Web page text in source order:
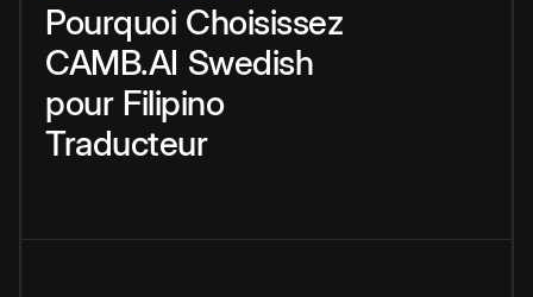
Pourquoi Choisissez
CAMB.AI Swedish
pour Filipino
Traducteur